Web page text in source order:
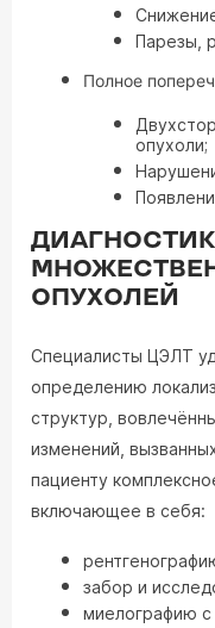
Парезы,
Полное
опухоли;
ОПУХОЛЕЙ
Специалисты ЦЭЛТ
определению
структур,
изменений,
пациенту
включающее в себя:
забор и
миелографию с